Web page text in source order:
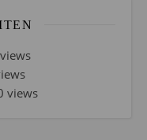
views